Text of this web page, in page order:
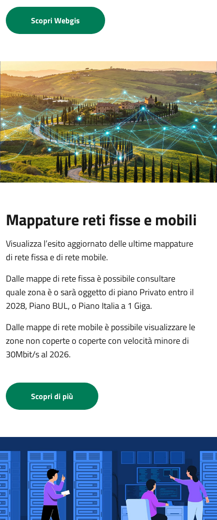
Scopri Webgis
Mappature reti fisse e mobili
Visualizza l’esito aggiornato delle ultime mappature
di rete fissa e di rete mobile.
Dalle mappe di rete fissa è possibile consultare
quale zona è o sarà oggetto di piano Privato entro il
2028, Piano BUL, o Piano Italia a 1 Giga.
Dalle mappe di rete mobile è possibile visualizzare le
zone non coperte o coperte con velocità minore di
30Mbit/s al 2026.
Scopri di più